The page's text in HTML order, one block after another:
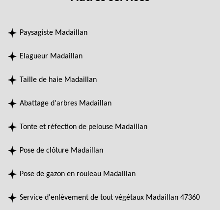
Paysagiste Madaillan
Elagueur Madaillan
Taille de haie Madaillan
Abattage d'arbres Madaillan
Tonte et réfection de pelouse Madaillan
Pose de clôture Madaillan
Pose de gazon en rouleau Madaillan
Service d'enlèvement de tout végétaux Madaillan 47360